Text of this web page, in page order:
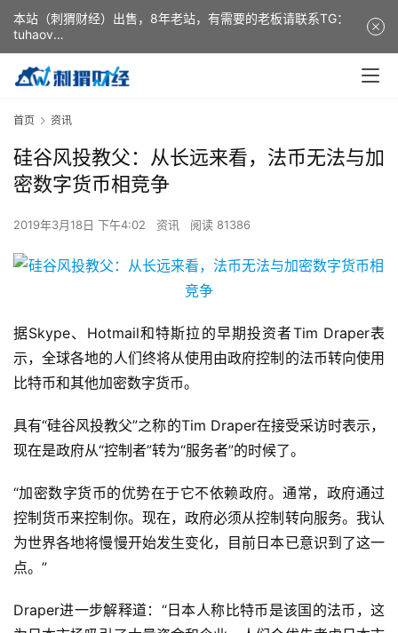
首页 资讯
硅谷风投教父：从长远来看，法币无法与加
密数字货币相竞争
2019年3月18日 下午4:02 资讯 阅读 81386
据Skype、Hotmail和特斯拉的早期投资者Tim Draper表
示，全球各地的人们终将从使用由政府控制的法币转向使用
比特币和其他加密数字货币。
具有“硅谷风投教父”之称的Tim Draper在接受采访时表示，
现在是政府从“控制者”转为“服务者”的时候了。
“加密数字货币的优势在于它不依赖政府。通常，政府通过
控制货币来控制你。现在，政府必须从控制转向服务。我认
为世界各地将慢慢开始发生变化，目前日本已意识到了这一
点。”
Draper进一步解释道：“日本人称比特币是该国的法币，这
本站（刺猬财经）出售，8年老站，有需要的老板请联系TG：
tuhaov
This website (ciweicaijing) is for sale. It is a 8-year-old
website. If you need it, please contact TG: tuhaov